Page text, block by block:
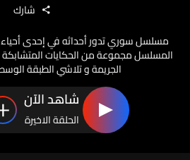
شارك
مسلسل سوري تدور أحداثه في إحدى
المسلسل مجموعة من الحكايات المتشابكة
الجريمة و تلاشي الطبقة
شاهد الآن
الحلقة الاخيرة